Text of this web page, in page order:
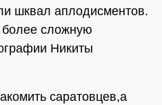
шквал аплодисментов.
сложную
Никиты
саратовцев,а